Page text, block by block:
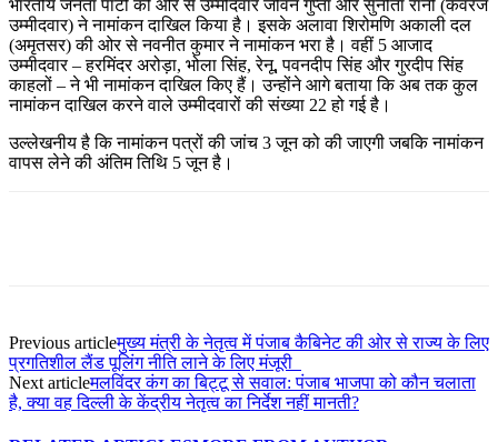
भारतीय जनता पार्टी की ओर से उम्मीदवार जीवन गुप्ता और सुनीता रानी (कवरेज
उम्मीदवार) ने नामांकन दाखिल किया है। इसके अलावा शिरोमणि अकाली दल
(अमृतसर) की ओर से नवनीत कुमार ने नामांकन भरा है। वहीं 5 आजाद
उम्मीदवार – हरमिंदर अरोड़ा, भोला सिंह, रेनू, पवनदीप सिंह और गुरदीप सिंह
काहलों – ने भी नामांकन दाखिल किए हैं। उन्होंने आगे बताया कि अब तक कुल
नामांकन दाखिल करने वाले उम्मीदवारों की संख्या 22 हो गई है।
उल्लेखनीय है कि नामांकन पत्रों की जांच 3 जून को की जाएगी जबकि नामांकन
वापस लेने की अंतिम तिथि 5 जून है।
Previous articleमुख्य मंत्री के नेतृत्व में पंजाब कैबिनेट की ओर से राज्य के लिए
प्रगतिशील लैंड पूलिंग नीति लाने के लिए मंजूरी
Next articleमलविंदर कंग का बिट्टू से सवाल: पंजाब भाजपा को कौन चलाता
है, क्या वह दिल्ली के केंद्रीय नेतृत्व का निर्देश नहीं मानती?